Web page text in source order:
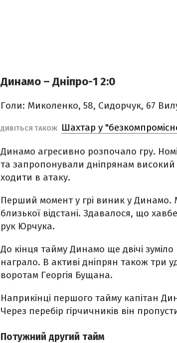
Динамо – Дніпро-1 2:0
Голи: Миколенко, 58, Сидорчук, 67
ДИВІТЬСЯ ТАКОЖ Шахтар у
Динамо агресивно розпочало гру.
та запропонували дніпрянам
ходити в атаку.
Перший момент у грі виник у
близької відстані. Здавалося, що
рук Юрчука.
До кінця тайму Динамо ще двічі
награло. В активі дніпрян також три
воротам Георгія Бущана.
Наприкінці першого тайму капітан
Через перебір гірчичників він
Потужний другий тайм